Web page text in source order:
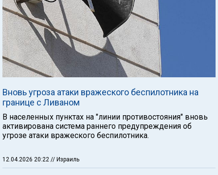
Вновь угроза атаки вражеского беспилотника на
границе с Ливаном
В населенных пунктах на "линии противостояния" вновь
активирована система раннего предупреждения об
угрозе атаки вражеского беспилотника.
12.04.2026 20:22 // Израиль